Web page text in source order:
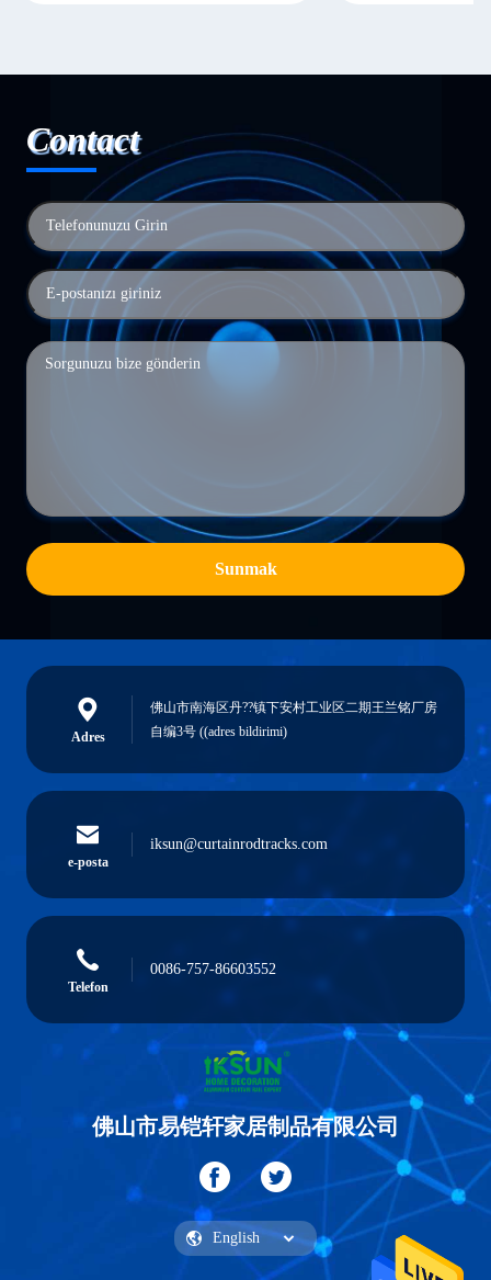
Contact
Sunmak
Adres
佛山市南海区丹??镇下安村工业区二期王兰铭厂房
自编3号 ((adres bildirimi)
e-posta
iksun@curtainrodtracks.com
Telefon
0086-757-86603552
佛山市易铠轩家居制品有限公司